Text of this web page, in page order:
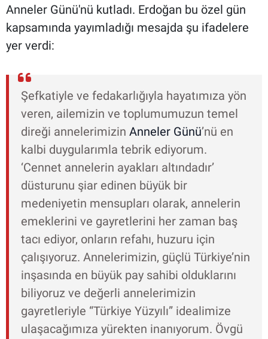
Anneler Günü'nü kutladı. Erdoğan bu özel gün
kapsamında yayımladığı mesajda şu ifadelere
yer verdi:
Şefkatiyle ve fedakarlığıyla hayatımıza yön
veren, ailemizin ve toplumumuzun temel
direği annelerimizin Anneler Günü’nü en
kalbi duygularımla tebrik ediyorum.
‘Cennet annelerin ayakları altındadır’
düsturunu şiar edinen büyük bir
medeniyetin mensupları olarak, annelerin
emeklerini ve gayretlerini her zaman baş
tacı ediyor, onların refahı, huzuru için
çalışıyoruz. Annelerimizin, güçlü Türkiye’nin
inşasında en büyük pay sahibi olduklarını
biliyoruz ve değerli annelerimizin
gayretleriyle “Türkiye Yüzyılı” idealimize
ulaşacağımıza yürekten inanıyorum. Övgü